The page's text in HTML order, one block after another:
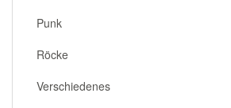
Punk
Röcke
Verschiedenes